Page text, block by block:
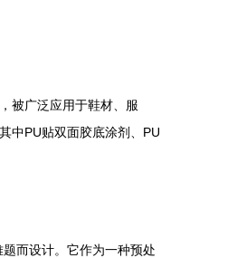
被广泛应用于鞋材、服
中PU贴双面胶底涂剂、PU
而设计。它作为一种预处